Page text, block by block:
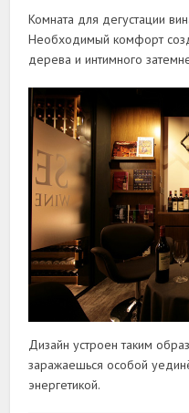
Комната для дегустации
Необходимый комфорт
дерева и интимного
Дизайн устроен таким
заражаешься особой
энергетикой.